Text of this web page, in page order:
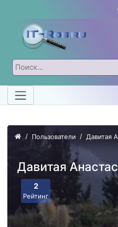
Пользователи Давитая
Давитая
2
Рейтинг